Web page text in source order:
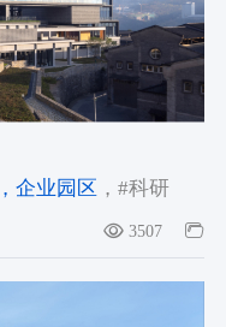
企业园区 ，#科研
3507